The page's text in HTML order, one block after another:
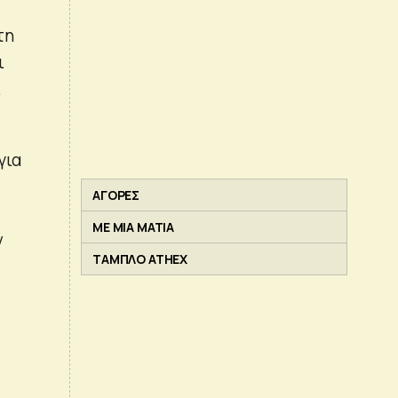
ΑΓΟΡΕΣ
ΜΕ ΜΙΑ ΜΑΤΙΑ
ΤΑΜΠΛΟ ATHEX